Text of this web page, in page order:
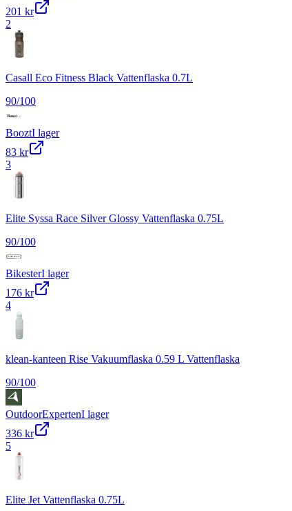
201 kr
2
Casall Eco Fitness Black Vattenflaska 0.7L
90/100
BooztI lager
83 kr
3
Elite Syssa Race Silver Glossy Vattenflaska 0.75L
90/100
BikesterI lager
176 kr
4
klean-kanteen Rise Vakuumflaska 0.59 L Vattenflaska
90/100
OutdoorExpertenI lager
336 kr
5
Elite Jet Vattenflaska 0.75L